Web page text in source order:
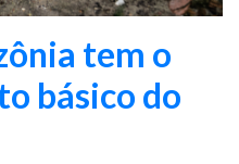
tem o
básico do